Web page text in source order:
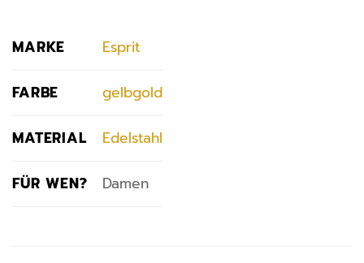
MARKE Esprit
FARBE gelbgold
MATERIAL Edelstahl
FÜR WEN? Damen